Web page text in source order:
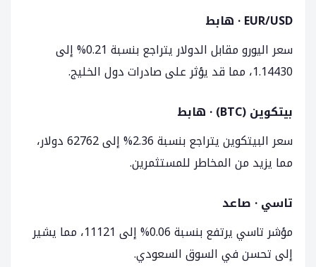
EUR/USD · هابط
سعر اليورو مقابل الدولار يتراجع بنسبة 0.21% إلى
1.14430، مما قد يؤثر على صادرات دول الخليج.
بيتكوين (BTC) · هابط
سعر البيتكوين يتراجع بنسبة 2.36% إلى 62762 دولار،
مما يزيد من المخاطر للمستثمرين.
تاسي · صاعد
مؤشر تاسي يرتفع بنسبة 0.06% إلى 11121، مما يشير
إلى تحسن في السوق السعودي.